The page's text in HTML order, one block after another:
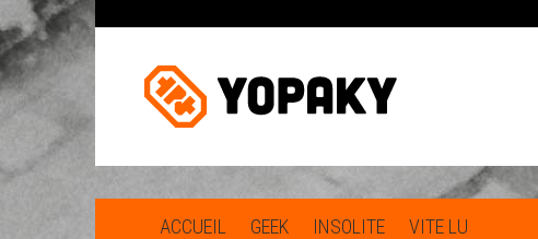
ACCUEIL GEEK INSOLITE VITE LU